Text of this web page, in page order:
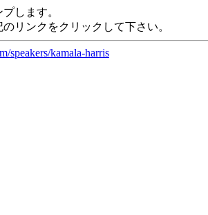
します。
リンクをクリックして下さい。
speakers/kamala-harris